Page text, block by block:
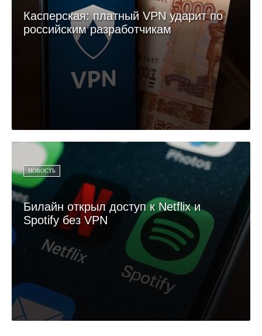
Касперская: платный VPN ударит по
российским разработчикам
НОВОСТЬ
Билайн открыл доступ к Netflix и
Spotify без VPN